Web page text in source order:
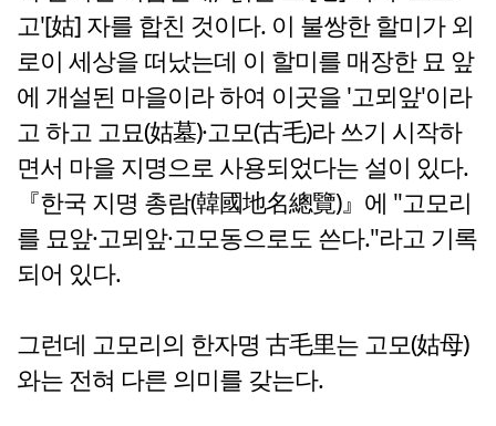
고'[姑] 자를 합친 것이다. 이 불쌍한 할미가 외
로이 세상을 떠났는데 이 할미를 매장한 묘 앞
에 개설된 마을이라 하여 이곳을 '고뫼앞'이라
고 하고 고묘(姑墓)·고모(古毛)라 쓰기 시작하
면서 마을 지명으로 사용되었다는 설이 있다.
『한국 지명 총람(韓國地名總覽)』에 "고모리
를 묘앞·고뫼앞·고모동으로도 쓴다."라고 기록
되어 있다.
그런데 고모리의 한자명 古毛里는 고모(姑母)
와는 전혀 다른 의미를 갖는다.